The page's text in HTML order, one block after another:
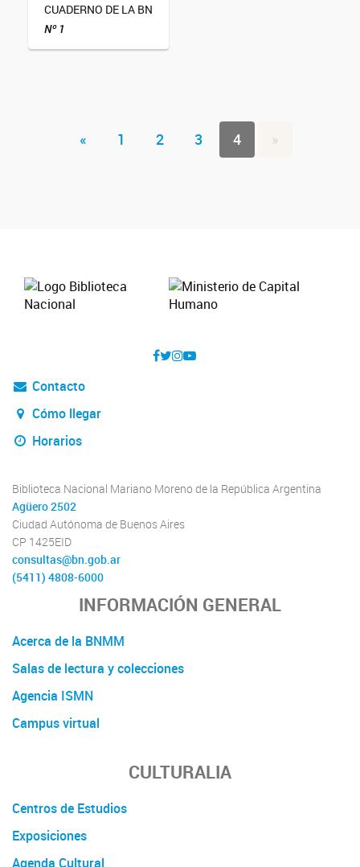
CUADERNO DE LA BN
Nº 1
« 1 2 3 4 »
Contacto
Cómo llegar
Horarios
Biblioteca Nacional Mariano Moreno de la República Argentina
Agüero 2502
Ciudad Autónoma de Buenos Aires
CP 1425EID
consultas@bn.gob.ar
(5411) 4808-6000
INFORMACIÓN GENERAL
Acerca de la BNMM
Salas de lectura y colecciones
Agencia ISMN
Campus virtual
CULTURALIA
Centros de Estudios
Exposiciones
Agenda Cultural